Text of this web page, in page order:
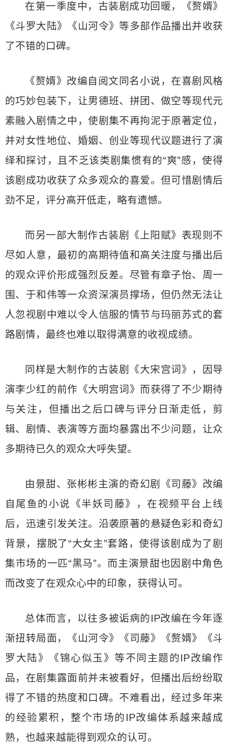
在第一季度中，古装剧成功回暖，《赘婿》
《斗罗大陆》《山河令》等多部作品播出并收获
了不错的口碑。
《赘婿》改编自阅文同名小说，在喜剧风格
的巧妙包装下，让男德班、拼团、做空等现代元
素融入剧情之中，使剧集不再拘泥于原著定位，
并对女性地位、婚姻、创业等现代议题进行了演
绎和探讨，且不乏该类剧集惯有的“爽”感，使得
该剧成功收获了众多观众的喜爱。但可惜剧情后
劲不足，评分高开低走，略有遗憾。
而另一部大制作古装剧《上阳赋》表现则不
尽如人意，最初的高期待值和高关注度与播出后
的观众评价形成强烈反差。尽管有章子怡、周一
围、于和伟等一众资深演员撑场，但仍然无法让
人忽视剧中难以令人信服的情节与玛丽苏式的套
路剧情，最终也难以取得满意的收视成绩。
同样是大制作的古装剧《大宋宫词》，因导
演李少红的前作《大明宫词》而获得了不少期待
与关注，但播出之后口碑与评分日渐走低，剪
辑、剧情、表演等方面均暴露出不少问题，让众
多期待已久的观众大呼失望。
由景甜、张彬彬主演的奇幻剧《司藤》改编
自尾鱼的小说《半妖司藤》，在视频平台上线
后，迅速引发关注。沿袭原著的悬疑色彩和奇幻
背景，摆脱了“大女主”套路，使得该剧成为了剧
集市场的一匹“黑马”。而主演景甜也因剧中角色
而改变了在观众心中的印象，获得认可。
总体而言，以往多被诟病的IP改编在今年逐
渐扭转局面，《山河令》《司藤》《赘婿》《斗
罗大陆》《锦心似玉》等不同主题的IP改编作
品，在剧集露面前并未被看好，但播出后纷纷取
得了不错的热度和口碑。不难看出，经过多年来
的经验累积，整个市场的IP改编体系越来越成
熟，也越来越能得到观众的认可。